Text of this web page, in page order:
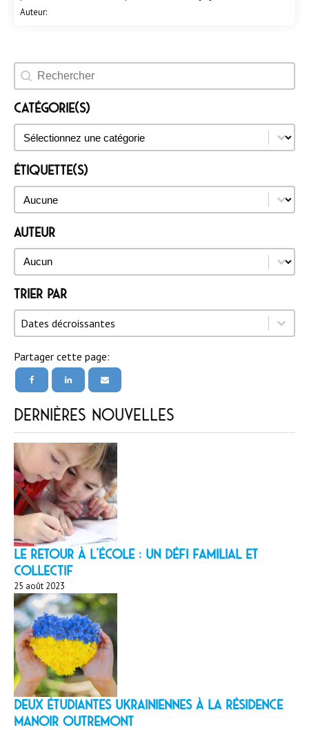
Auteur:
Rechercher un évènement
Catégorie(s)
Catégorie(s)
Catégorie(s)
Étiquette(s)
Étiquette(s)
Étiquette(s)
Auteur
Auteur
Auteur
Trier par
Trier par
Trier par
Dates décroissantes
Trier par
Partager cette page:
Dernières nouvelles
LE RETOUR À L’ÉCOLE : un défi familial et
collectif
25 août 2023
Deux étudiantes ukrainiennes à la résidence
Manoir Outremont